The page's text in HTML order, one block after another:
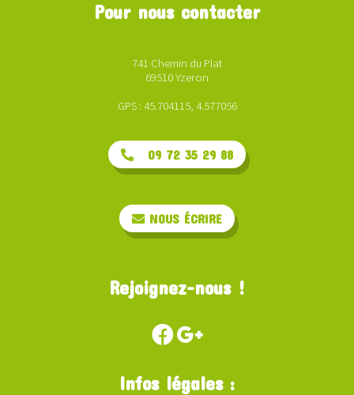
Pour nous contacter
741 Chemin du Plat
69510 Yzeron
GPS : 45.704115, 4.577056
09 72 35 29 88
NOUS ÉCRIRE
Rejoignez-nous !
Infos légales :